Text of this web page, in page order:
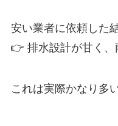
安い業者に依頼した
👉 排水設計が甘く、
これは実際かなり多